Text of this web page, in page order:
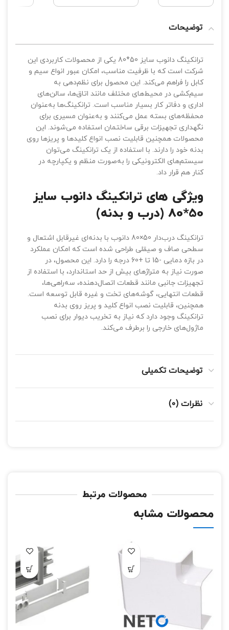
توضیحات
ترانکینگ دانوب سایز 50*80 یکی از محصولات کاربردی این
شرکت است که با ظرفیت مناسب، امکان عبور انواع سیم و
کابل را فراهم می‌کند. این محصول برای نظم‌دهی به
سیم‌کشی در محیط‌های مختلف مانند اتاق‌ها، سالن‌های
اداری و دفاتر کار بسیار مناسب است. ترانکینگ‌ها به‌عنوان
محفظه‌های بسته عمل می‌کنند و به‌عنوان مسیری برای
نگهداری تجهیزات برقی ساختمان استفاده می‌شوند. این
محصولات همچنین قابلیت نصب انواع کلیدها و پریزها روی
بدنه خود را دارند. با استفاده از یک ترانکینگ می‌توان
سیستم‌های الکترونیکی را به‌صورت منظم و یکپارچه در
کنار هم قرار داد.
ویژگی های ترانکینگ دانوب سایز
50*80 (درب و بدنه)
ترانکینگ درب‌دار 50×80 دانوب با بدنه‌ای غیرقابل اشتعال و
سطحی صاف و صیقلی طراحی شده است که امکان عملکرد
در بازه دمایی -15 تا +60 درجه را دارد. این محصول، در
صورت نیاز به متراژهای بیش از حد استاندارد، با استفاده از
تجهیزات جانبی مانند قطعات اتصال‌دهنده، سه‌راهی‌ها،
قطعات انتهایی، گوشه‌های تخت و غیره قابل توسعه است.
همچنین، قابلیت نصب انواع کلید و پریز روی بدنه
ترانکینگ وجود دارد که نیاز به تخریب دیوار برای نصب
ماژول‌های خارجی را برطرف می‌کند.
توضیحات تکمیلی
نظرات (0)
محصولات مرتبط
محصولات مشابه